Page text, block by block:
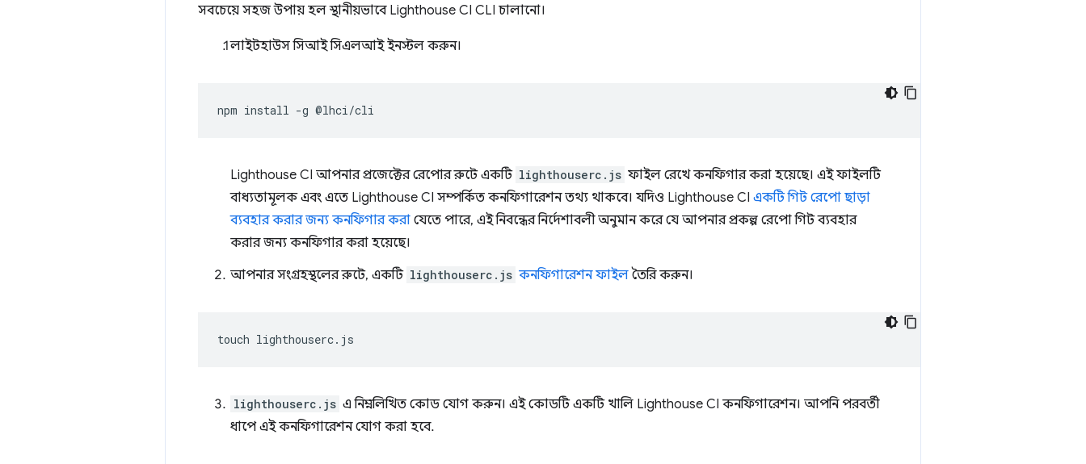
সবচেয়ে সহজ উপায় হল স্থানীয়ভাবে Lighthouse CI CLI চালানো।
লাইটহাউস সিআই সিএলআই ইনস্টল করুন।
npm install -g
Lighthouse CI আপনার প্রজেক্টের রেপোর রুটে একটি lighthouserc.js ফাইল রেখে কনফিগার করা হয়েছে। এই ফাইলটি
বাধ্যতামূলক এবং এতে Lighthouse CI সম্পর্কিত কনফিগারেশন তথ্য থাকবে। যদিও Lighthouse CI একটি গিট রেপো ছাড়া
ব্যবহার করার জন্য কনফিগার করা যেতে পারে, এই নিবন্ধের নির্দেশাবলী অনুমান করে যে আপনার প্রকল্প রেপো গিট ব্যবহার
করার জন্য কনফিগার করা হয়েছে।
আপনার সংগ্রহস্থলের রুটে, একটি lighthouserc.js কনফিগারেশন ফাইল তৈরি করুন।
touch
lighthouserc.js এ নিম্নলিখিত কোড যোগ করুন। এই কোডটি একটি খালি Lighthouse CI কনফিগারেশন। আপনি পরবর্তী
ধাপে এই কনফিগারেশন যোগ করা হবে.